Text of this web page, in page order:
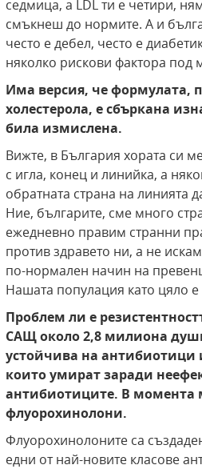
седмица, а LDLти е четири,
смъкнеш до нормите. А и
често е дебел, често е
няколко рискови фактора под
Има версия, че формулата,
холестерола, е сбъркана
била измислена.
Вижте, в България хората си
с игла, конец и линийка, а
обратната страна на линията
Ние, българите, сме много
ежедневно правим странни
против здравето ни, а не
по-нормален начин на
Нашата популация като цяло
Проблем ли е
САЩ около 2,8 милиона
устойчива на антибиотици
които умират заради
антибиотиците. В момента
флуорохинолони.
Флуорохинолоните са
едни от най-новите класове